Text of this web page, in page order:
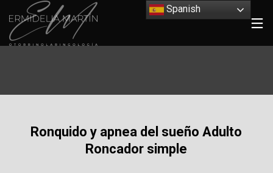
Ronquido y apnea del sueño Adulto
Roncador simple
Spanish